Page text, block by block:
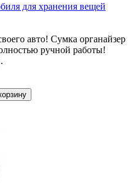
для хранения вещей
авто! Сумка органайзер
ручной работы!